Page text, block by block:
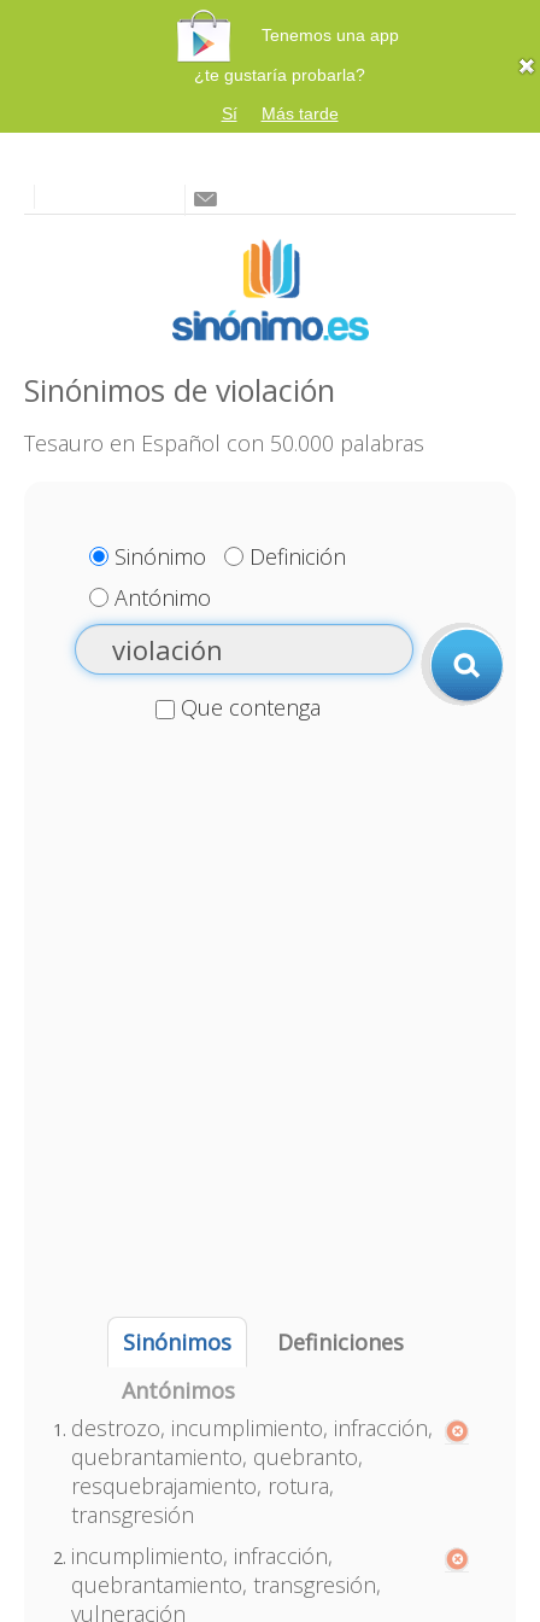
Tenemos una app
¿te gustaría probarla?
Sí
Más tarde
Sinónimos de violación
Tesauro en Español con 50.000 palabras
Sinónimo
Definición
Antónimo
Que contenga
Sinónimos
Definiciones
Antónimos
destrozo, incumplimiento, infracción,
quebrantamiento, quebranto,
resquebrajamiento, rotura,
transgresión
incumplimiento, infracción,
quebrantamiento, transgresión,
vulneración